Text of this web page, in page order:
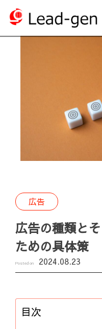
広告
広告の種類と
ための具体策
Posted on 2024.08.23
目次